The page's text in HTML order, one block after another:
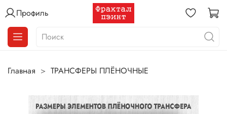
Профиль
Главная ТРАНСФЕРЫ ПЛЁНОЧНЫЕ